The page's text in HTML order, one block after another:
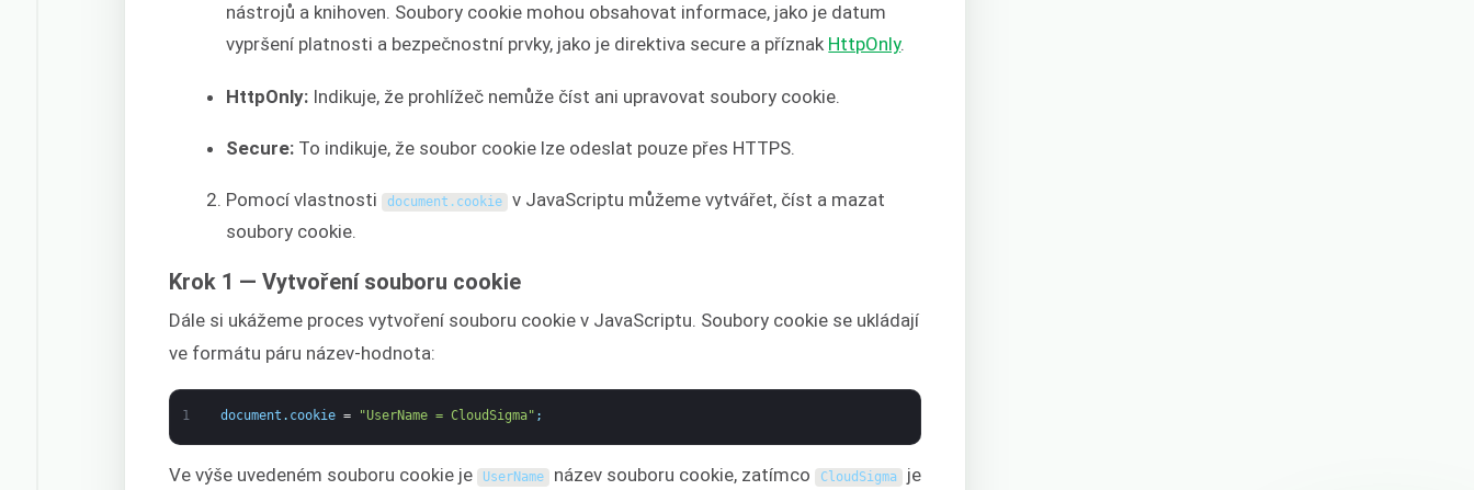
nástrojů a knihoven. Soubory cookie mohou obsahovat informace, jako je datum
vypršení platnosti a bezpečnostní prvky, jako je direktiva secure a příznak HttpOnly.
HttpOnly: Indikuje, že prohlížeč nemůže číst ani upravovat soubory cookie.
Secure: To indikuje, že soubor cookie lze odeslat pouze přes HTTPS.
Pomocí vlastnosti document . cookie v JavaScriptu můžeme vytvářet, číst a mazat
soubory cookie.
Krok 1 — Vytvoření souboru cookie
Dále si ukážeme proces vytvoření souboru cookie v JavaScriptu. Soubory cookie se ukládají
ve formátu páru název-hodnota:
1 document . cookie = "UserName = CloudSigma" ;
Ve výše uvedeném souboru cookie je UserName název souboru cookie, zatímco CloudSigma je